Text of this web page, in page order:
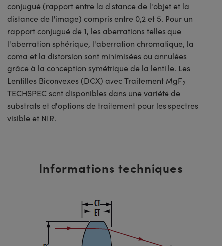
conjugué (rapport entre la distance de l'objet et la
distance de l'image) compris entre 0,2 et 5. Pour un
rapport conjugué de 1, les aberrations telles que
l'aberration sphérique, l'aberration chromatique, la
coma et la distorsion sont minimisées ou annulées
grâce à la conception symétrique de la lentille. Les
Lentilles Biconvexes (DCX) avec Traitement MgF2
TECHSPEC sont disponibles dans une variété de
substrats et d'options de traitement pour les spectres
visible et NIR.
Informations techniques